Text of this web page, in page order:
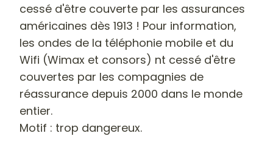
cessé d'être couverte par les assurances
américaines dès 1913 ! Pour information,
les ondes de la téléphonie mobile et du
Wifi (Wimax et consors) nt cessé d'être
couvertes par les compagnies de
réassurance depuis 2000 dans le monde
entier.
Motif : trop dangereux.